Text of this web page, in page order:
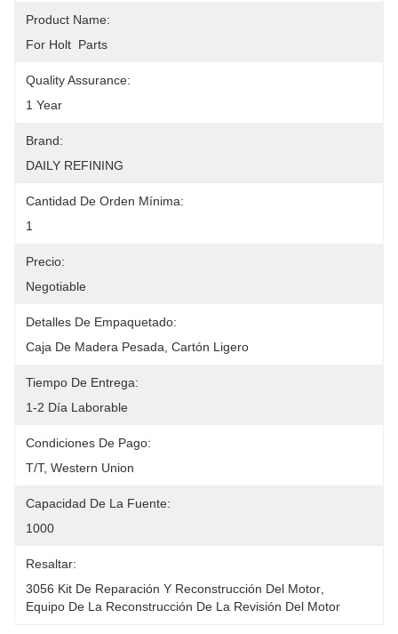
Product Name:
For Holt  Parts
Quality Assurance:
1 Year
Brand:
DAILY REFINING
Cantidad De Orden Mínima:
1
Precio:
Negotiable
Detalles De Empaquetado:
Caja De Madera Pesada, Cartón Ligero
Tiempo De Entrega:
1-2 Día Laborable
Condiciones De Pago:
T/T, Western Union
Capacidad De La Fuente:
1000
Resaltar:
3056 Kit De Reparación Y Reconstrucción Del Motor
Equipo De La Reconstrucción De La Revisión Del Motor